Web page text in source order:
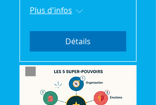
Plus d'infos
Détails